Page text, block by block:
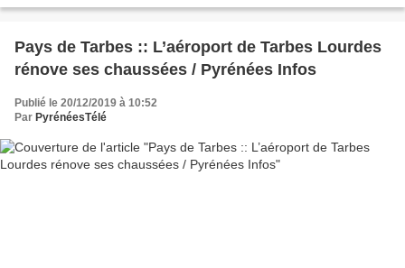
Pays de Tarbes :: L’aéroport de Tarbes Lourdes
rénove ses chaussées / Pyrénées Infos
Publié le 20/12/2019 à 10:52
Par PyrénéesTélé